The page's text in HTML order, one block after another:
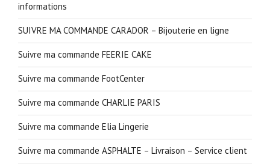
informations
SUIVRE MA COMMANDE CARADOR – Bijouterie en ligne
Suivre ma commande FEERIE CAKE
Suivre ma commande FootCenter
Suivre ma commande CHARLIE PARIS
Suivre ma commande Elia Lingerie
Suivre ma commande ASPHALTE – Livraison – Service client